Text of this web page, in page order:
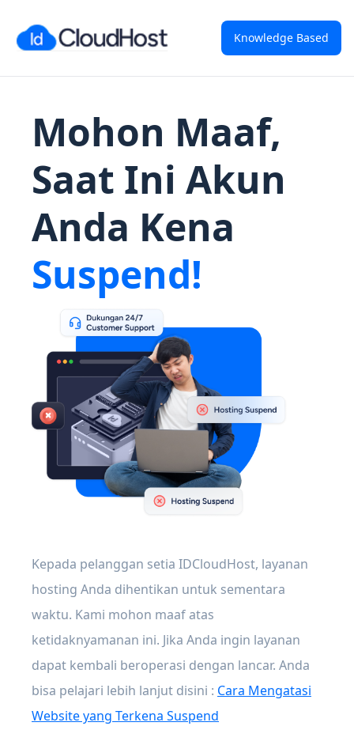
Knowledge Based
Mohon Maaf,
Saat Ini Akun
Anda Kena
Suspend!
Kepada pelanggan setia IDCloudHost, layanan
hosting Anda dihentikan untuk sementara
waktu. Kami mohon maaf atas
ketidaknyamanan ini. Jika Anda ingin layanan
dapat kembali beroperasi dengan lancar. Anda
bisa pelajari lebih lanjut disini : Cara Mengatasi
Website yang Terkena Suspend